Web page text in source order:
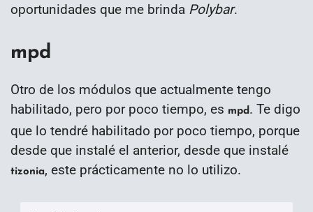
oportunidades que me brinda Polybar.
mpd
Otro de los módulos que actualmente tengo
habilitado, pero por poco tiempo, es mpd . Te digo
que lo tendré habilitado por poco tiempo, porque
desde que instalé el anterior, desde que instalé
tizonia, este prácticamente no lo utilizo.